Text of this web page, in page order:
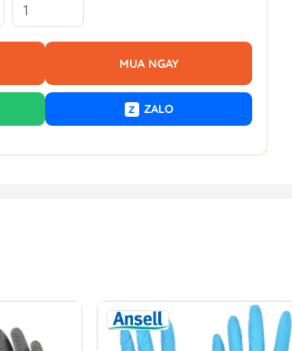
MUA NGAY
Z ZALO